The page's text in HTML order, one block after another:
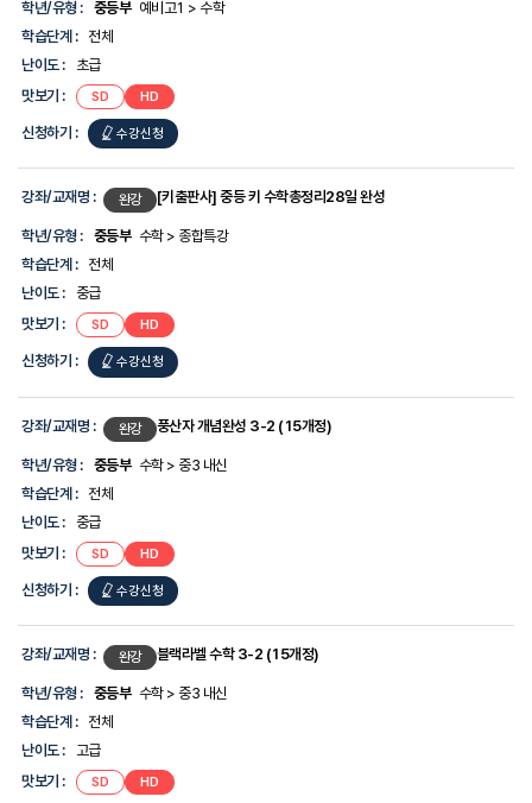
학년/유형 : 중등부 예비고1 > 수학
학습단계 :
전체
난이도 :
초급
맛보기 :
SD HD
신청하기 : 수강신청
강좌/교재명 : 완강 [키출판사] 중등 키 수학총정리28일 완성
학년/유형 : 중등부 수학 > 종합특강
학습단계 :
전체
난이도 :
중급
맛보기 :
SD HD
신청하기 : 수강신청
강좌/교재명 : 완강 풍산자 개념완성 3-2 (15개정)
학년/유형 : 중등부 수학 > 중3 내신
학습단계 :
전체
난이도 :
중급
맛보기 :
SD HD
신청하기 : 수강신청
강좌/교재명 : 완강 블랙라벨 수학 3-2 (15개정)
학년/유형 : 중등부 수학 > 중3 내신
학습단계 :
전체
난이도 :
고급
맛보기 :
SD HD